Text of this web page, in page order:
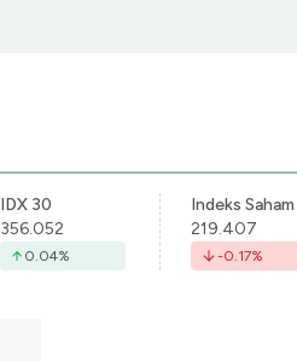
IDX 30
356.052
0.04%
219.407
-0.17%